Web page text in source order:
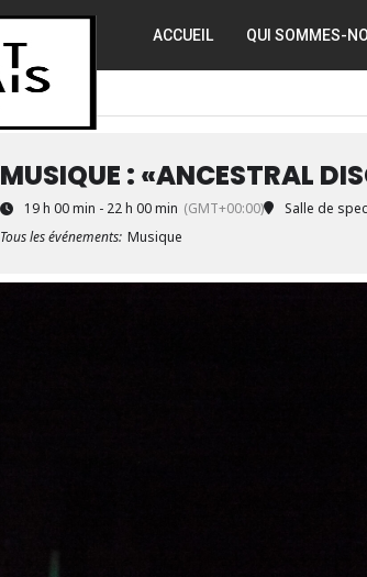
ACCUEIL QUI SOMMES-
MUSIQUE : «ANCESTRAL
19 h 00 min - 22 h 00 min (GMT+00:00)
Salle de
Tous les événements: Musique